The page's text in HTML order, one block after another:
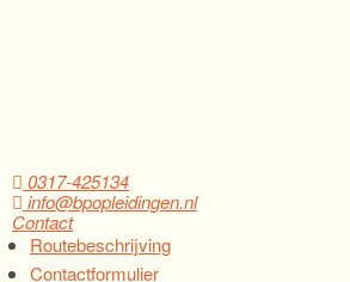
0317-425134
info@bpopleidingen.nl
Contact
Routebeschrijving
Contactformulier